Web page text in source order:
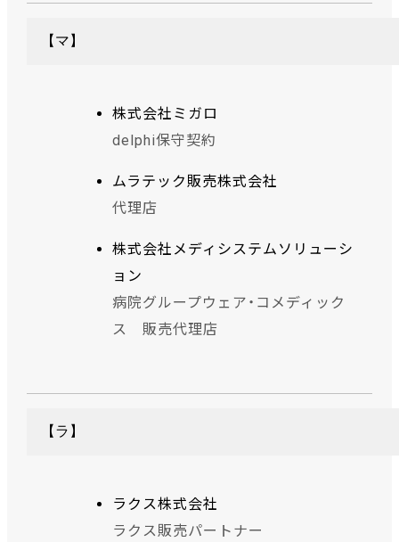
【マ】
株式会社ミガロ
delphi保守契約
ムラテック販売株式会社
代理店
株式会社メディシステムソリューシ
ョン
病院グループウェア・コメディック
ス 販売代理店
【ラ】
ラクス株式会社
ラクス販売パートナー